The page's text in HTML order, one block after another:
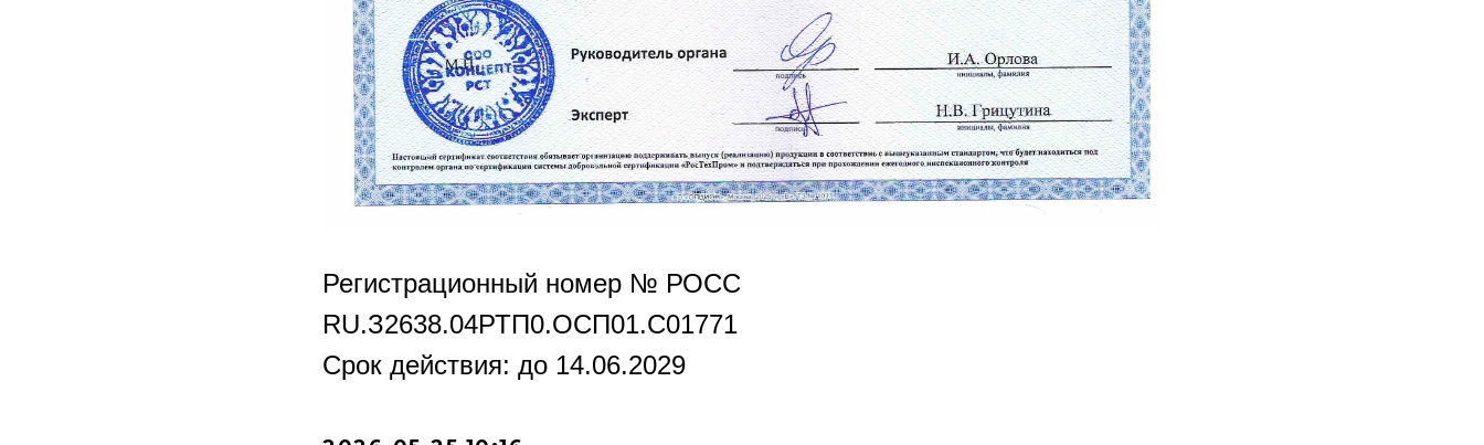
Регистрационный номер № РОСС
RU.З2638.04РТП0.OCП01.С01771
Срок действия: до 14.06.2029